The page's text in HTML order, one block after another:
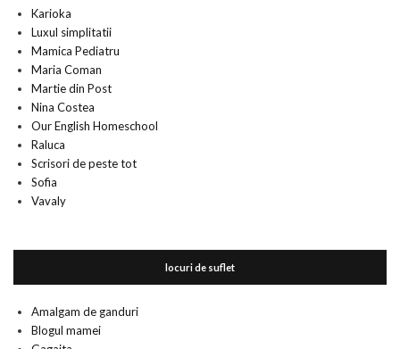
Karioka
Luxul simplitatii
Mamica Pediatru
Maria Coman
Martie din Post
Nina Costea
Our English Homeschool
Raluca
Scrisori de peste tot
Sofia
Vavaly
locuri de suflet
Amalgam de ganduri
Blogul mamei